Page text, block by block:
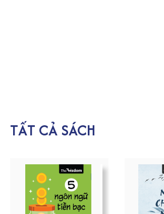
TẤT CẢ SÁCH